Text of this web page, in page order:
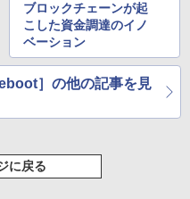
ブロックチェーンが起
こした資金調達のイノ
ベーション
］の他の記事を見
に戻る